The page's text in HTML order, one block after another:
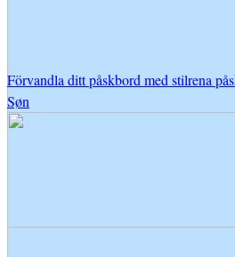
Förvandla ditt påskbord med stilrena
Søn